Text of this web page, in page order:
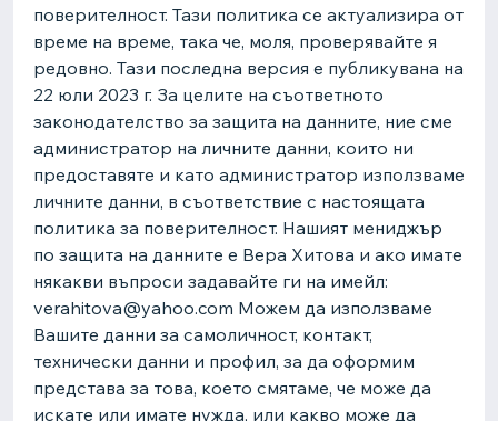
поверителност. Тази политика се актуализира от
време на време, така че, моля, проверявайте я
редовно. Тази последна версия е публикувана на
22 юли 2023 г. За целите на съответното
законодателство за защита на данните, ние сме
администратор на личните данни, които ни
предоставяте и като администратор използваме
личните данни, в съответствие с настоящата
политика за поверителност. Нашият мениджър
по защита на данните е Вера Хитова и ако имате
някакви въпроси задавайте ги на имейл:
verahitova@yahoo.com Можем да използваме
Вашите данни за самоличност, контакт,
технически данни и профил, за да оформим
представа за това, което смятаме, че може да
искате или имате нужда, или какво може да